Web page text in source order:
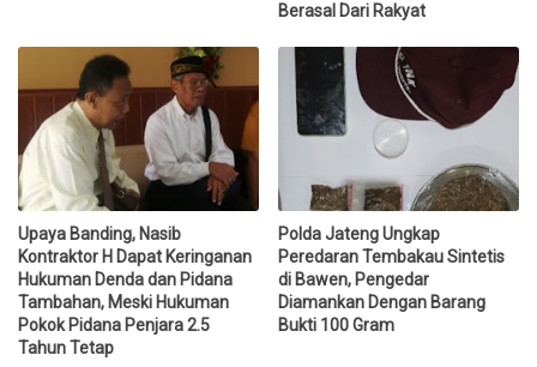
Berasal Dari Rakyat
Upaya Banding, Nasib
Kontraktor H Dapat Keringanan
Hukuman Denda dan Pidana
Tambahan, Meski Hukuman
Pokok Pidana Penjara 2.5
Tahun Tetap
Polda Jateng Ungkap
Peredaran Tembakau Sintetis
di Bawen, Pengedar
Diamankan Dengan Barang
Bukti 100 Gram